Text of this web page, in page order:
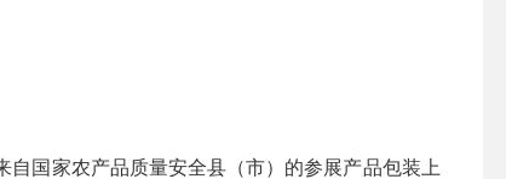
国家农产品质量安全县（市）的参展产品包装上